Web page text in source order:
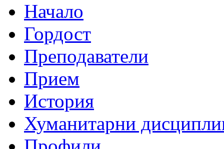
Начало
Гордост
Преподаватели
Прием
История
Хуманитарни